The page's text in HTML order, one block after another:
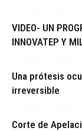
VIDEO- UN
INNOVATEP Y
Una prótesis
irreversible
Corte de